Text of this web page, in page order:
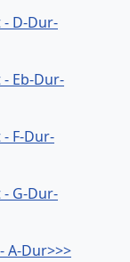
D-Dur-
Eb-Dur-
F-Dur-
G-Dur-
A-Dur>>>